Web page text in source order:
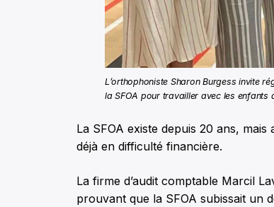
L’orthophoniste Sharon Burgess invite
la SFOA pour travailler avec les enfants
La SFOA existe depuis 20 ans,
déjà en difficulté financière.
La firme d’audit comptable Marcil
prouvant que la SFOA subissait un